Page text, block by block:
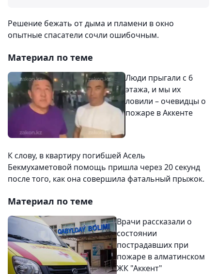
Решение бежать от дыма и пламени в окно
опытные спасатели сочли ошибочным.
Материал по теме
Люди прыгали с 6
этажа, и мы их
ловили – очевидцы о
пожаре в Аккенте
К слову, в квартиру погибшей Асель
Бекмухаметовой помощь пришла через 20 секунд
после того, как она совершила фатальный прыжок.
Материал по теме
Врачи рассказали о
состоянии
пострадавших при
пожаре в алматинском
ЖК "Аккент"